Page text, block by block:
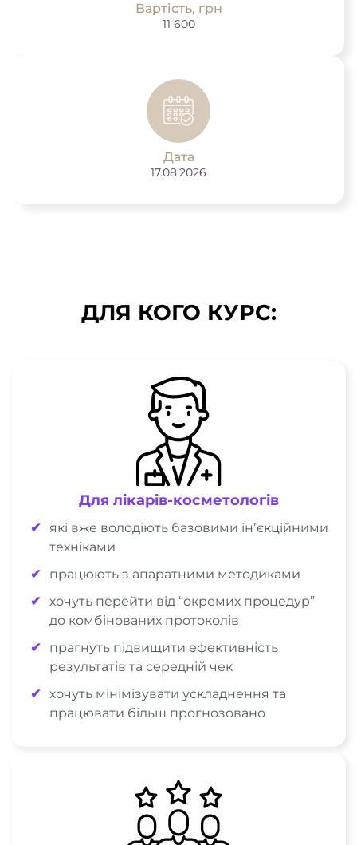
Вартість, грн
11 600
Дата
17.08.2026
ДЛЯ КОГО КУРС:
Для лікарів-косметологів
які вже володіють базовими інʼєкційними
техніками
працюють з апаратними методиками
хочуть перейти від “окремих процедур”
до комбінованих протоколів
прагнуть підвищити ефективність
результатів та середній чек
хочуть мінімізувати ускладнення та
працювати більш прогнозовано